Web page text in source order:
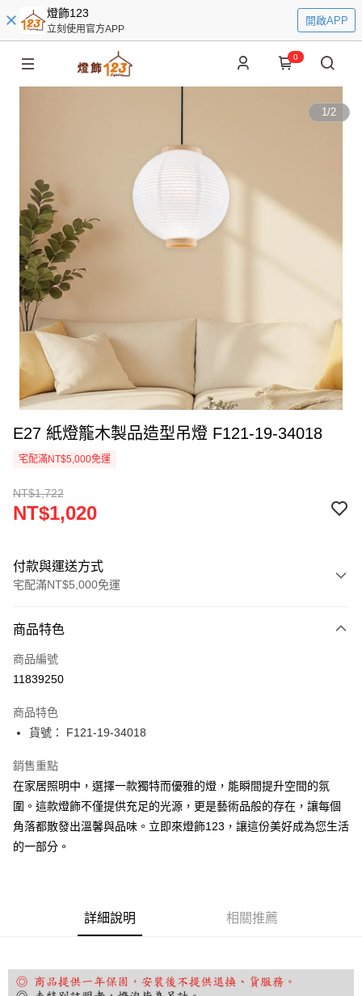
燈飾123
立刻使用官方APP
開啟APP
0
1/2
E27 紙燈籠木製品造型吊燈 F121-19-34018
宅配滿NT$5,000免運
NT$1,722
NT$1,020
付款與運送方式
宅配滿NT$5,000免運
信用卡一次付款
LINE Pay
街口支付
悠遊付
Google Pay
全盈+PAY
AFTEE先享後付
【「AFTEE先享後付」結帳流程】
每筆NT$180，滿NT$5,000(含以上)免運費
商品特色
商品編號
11839250
商品特色
貨號： F121-19-34018
銷售重點
在家居照明中，選擇一款獨特而優雅的燈，能瞬間提升空間的氛
圍。這款燈飾不僅提供充足的光源，更是藝術品般的存在，讓每個
角落都散發出溫馨與品味。立即來燈飾123，讓這份美好成為您生活
的一部分。
詳細說明 相關推薦